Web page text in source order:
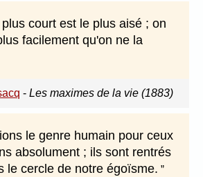
court est le plus aisé ; on
facilement qu'on ne la
- Les maximes de la vie (1883)
le genre humain pour ceux
absolument ; ils sont rentrés
le cercle de notre égoïsme.